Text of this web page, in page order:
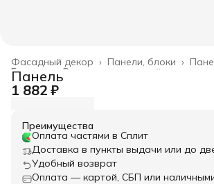
Панели, блоки ›
Фасадный декор ›
Весь архитектурный декор
Главная ›
Панель
1 882 ₽
Преимущества
Оплата частями в Сплит
Доставка в пункты выдачи или до
Удобный возврат
Оплата — картой, СБП или